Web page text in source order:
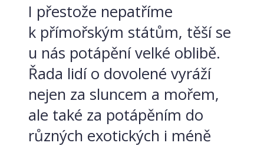
I přestože nepatříme
k přímořským státům, těší se
u nás potápění velké oblibě.
Řada lidí o dovolené vyráží
nejen za sluncem a mořem,
ale také za potápěním do
různých exotických i méně